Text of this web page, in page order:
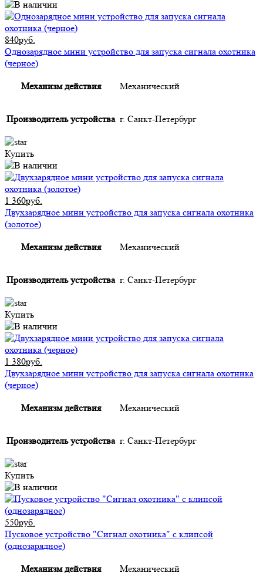
840руб.
Однозарядное мини устройство для запуска сигнала охотника
(черное)
Механизм действия Механический
Производитель устройства г. Санкт-Петербург
Купить
1 360руб.
Двухзарядное мини устройство для запуска сигнала охотника
(золотое)
Механизм действия Механический
Производитель устройства г. Санкт-Петербург
Купить
1 380руб.
Двухзарядное мини устройство для запуска сигнала охотника
(черное)
Механизм действия Механический
Производитель устройства г. Санкт-Петербург
Купить
550руб.
Пусковое устройство "Сигнал охотника" с клипсой
(однозарядное)
Механизм действия Механический